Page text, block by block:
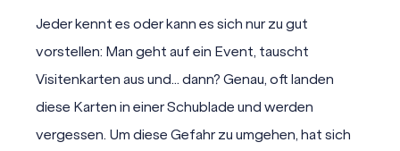
Jeder kennt es oder kann es sich nur zu gut
vorstellen: Man geht auf ein Event, tauscht
Visitenkarten aus und... dann? Genau, oft landen
diese Karten in einer Schublade und werden
vergessen. Um diese Gefahr zu umgehen, hat sich